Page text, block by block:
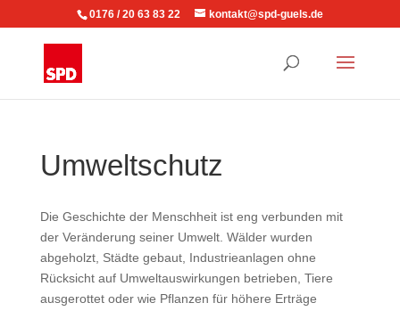
0176 / 20 63 83 22 kontakt@spd-guels.de
Umweltschutz
Die Geschichte der Menschheit ist eng verbunden mit
der Veränderung seiner Umwelt. Wälder wurden
abgeholzt, Städte gebaut, Industrieanlagen ohne
Rücksicht auf Umweltauswirkungen betrieben, Tiere
ausgerottet oder wie Pflanzen für höhere Erträge